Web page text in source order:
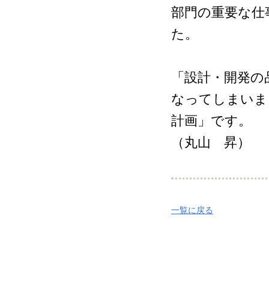
部門の重要な
た。
「設計・開発
なってしまい
計画」です。
（丸山 昇）
一覧に戻る